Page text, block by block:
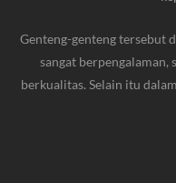
Genteng-genteng tersebut
sangat berpengalaman,
berkualitas. Selain itu